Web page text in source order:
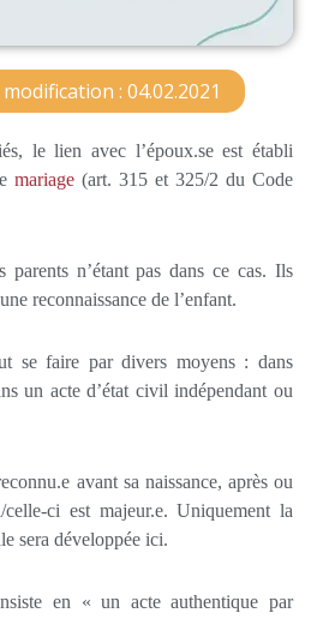
: 04.02.2021
le lien avec l’époux.se est établi
mariage (art. 315 et 325/2 du Code
parents n’étant pas dans ce cas. Ils
reconnaissance de l’enfant.
se faire par divers moyens : dans
un acte d’état civil indépendant ou
avant sa naissance, après ou
ci est majeur.e. Uniquement la
sera développée ici.
en « un acte authentique par